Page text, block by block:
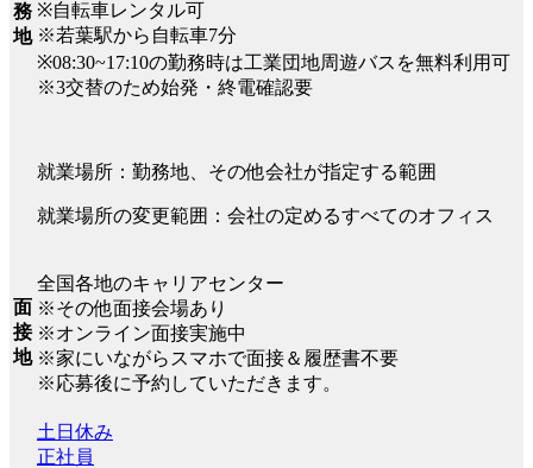
務
地
※自転車レンタル可
※若葉駅から自転車7分
※08:30~17:10の勤務時は工業団地周遊バスを無料利用可
※3交替のため始発・終電確認要
就業場所：勤務地、その他会社が指定する範囲
就業場所の変更範囲：会社の定めるすべてのオフィス
面
接
地
全国各地のキャリアセンター
※その他面接会場あり
※オンライン面接実施中
※家にいながらスマホで面接＆履歴書不要
※応募後に予約していただきます。
土日休み
正社員